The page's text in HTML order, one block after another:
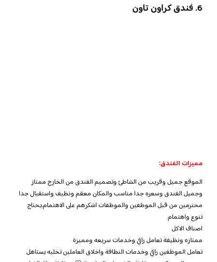
6. فندق كراون تاون
مميزات الفندق:
الموقع جميل وقريب من الشاطئ وتصميم الفندق من الخارج ممتاز
وجميل الفندق وسعره جدا مناسب والمكان معقم ونظيف واستقبال جدا
محترمين من قبل الموظفين والموظفات اشكرهم على الاهتمام.يحتاج
تنوع واهتمام
اصناف الاكل
ممتازه ونظيفة تعامل راقي وخدمات سريعه ومميزة
تعامل الموظفين راقي وخدمات النظافة واخلاق العاملين تخليه يستاهل